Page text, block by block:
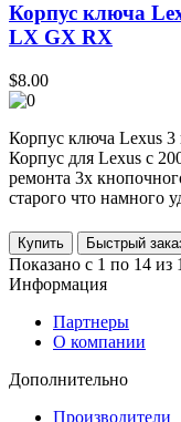
Корпус ключа
LX GX RX
$8.00
Корпус ключа Lexus
Корпус для Lexus с
ремонта 3x
старого что намного
Купить
Показано с 1 по 14 из
Информация
Партнеры
О компании
Дополнительно
Производители